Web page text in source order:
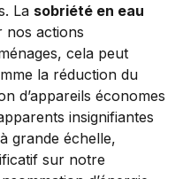
La sobriété en eau
nos actions
cela peut
la réduction du
d’appareils économes
insignifiantes
grande échelle,
sur notre